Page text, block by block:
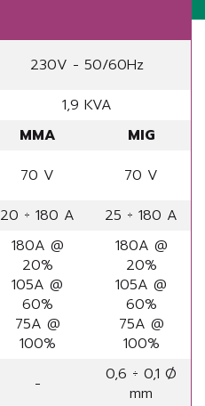
230V - 50/60Hz
1,9 KVA
MMA
MIG
70 V
70 V
20 ÷ 180 A 25 ÷ 180 A
180A @
20%
105A @
60%
75A @
100%
180A @
20%
105A @
60%
75A @
100%
-
0,6 ÷ 0,1 Ø
mm